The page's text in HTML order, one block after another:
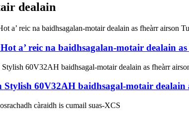
dealain
a’ reic na baidhsagalan-motair dealain
Stylish 60V32AH baidhsagal-motair dealain